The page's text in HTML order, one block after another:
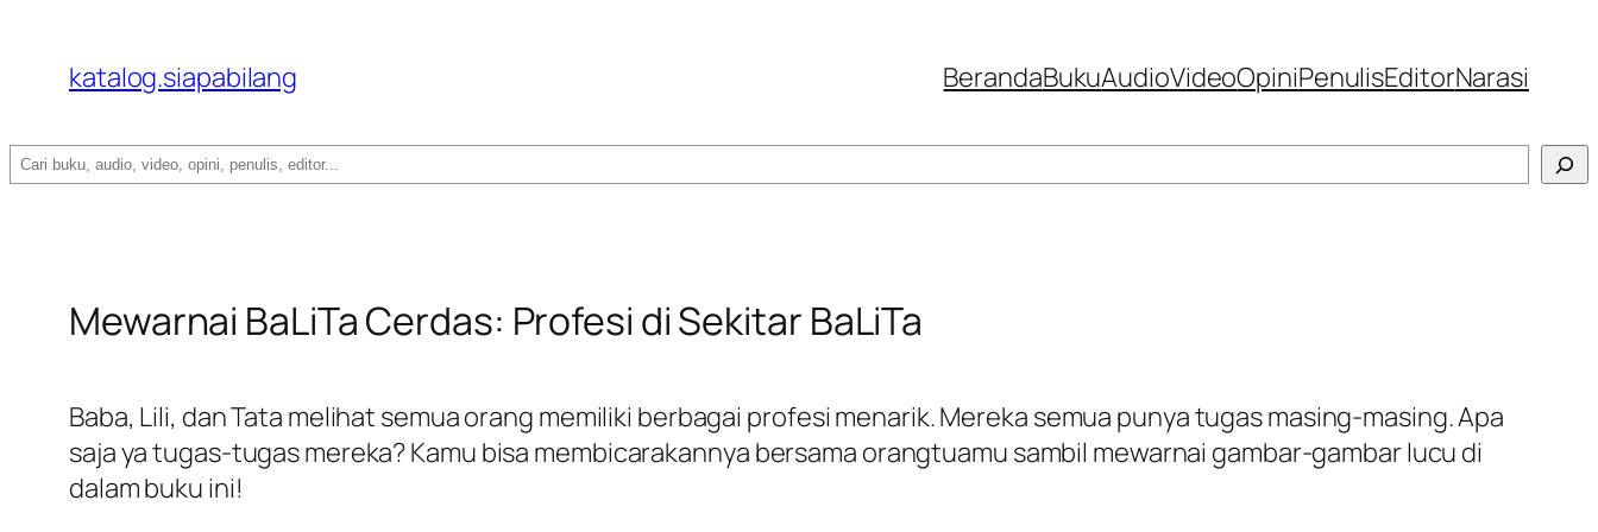
katalog.siapabilang BerandaBukuAudioVideoOpiniPenulisEditorNarasi
Search
Mewarnai BaLiTa Cerdas: Profesi di Sekitar BaLiTa
Baba, Lili, dan Tata melihat semua orang memiliki berbagai profesi menarik. Mereka semua punya tugas masing-masing. Apa
saja ya tugas-tugas mereka? Kamu bisa membicarakannya bersama orangtuamu sambil mewarnai gambar-gambar lucu di
dalam buku ini!